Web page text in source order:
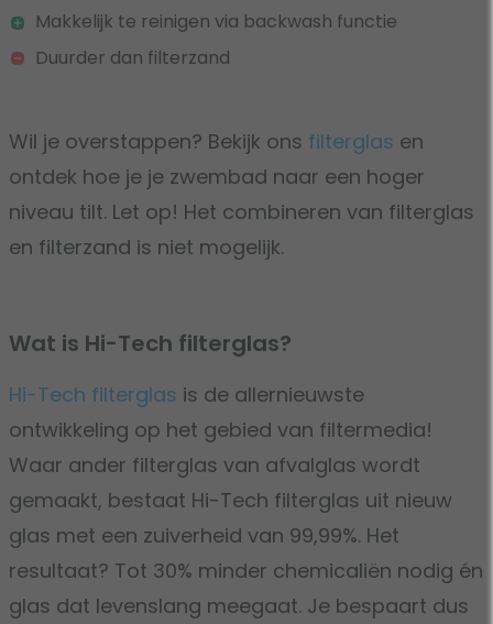
Makkelijk te reinigen via backwash functie
Duurder dan filterzand
Wil je overstappen? Bekijk ons filterglas en
ontdek hoe je je zwembad naar een hoger
niveau tilt. Let op! Het combineren van filterglas
en filterzand is niet mogelijk.
Wat is Hi-Tech filterglas?
Hi-Tech filterglas is de allernieuwste
ontwikkeling op het gebied van filtermedia!
Waar ander filterglas van afvalglas wordt
gemaakt, bestaat Hi-Tech filterglas uit nieuw
glas met een zuiverheid van 99,99%. Het
resultaat? Tot 30% minder chemicaliën nodig én
glas dat levenslang meegaat. Je bespaart dus